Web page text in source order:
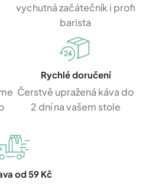
vychutná začátečník i profi
barista
Rychlé doručení
Čerstvě upražená káva do
2 dní na vašem stole
od 59 Kč